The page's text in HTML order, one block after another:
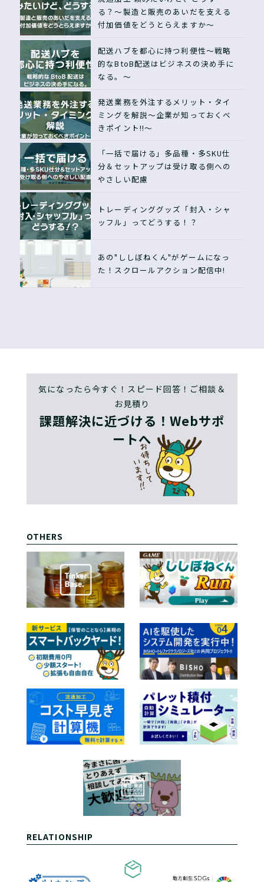
る？〜製造と販売のあいだを支える
付加価値をどうとらえますか〜
配送ハブを都心に持つ利便性〜戦略
的なBtoB配送はビジネスの決め手に
なる。〜
発送業務を外注するメリット・タイ
ミングを解説〜企業が知っておくべ
きポイント!!〜
「一括で届ける」多品種・多SKU仕
分＆セットアップは受け取る側への
やさしい配慮
トレーディンググッズ「封入・シャ
ッフル」ってどうする！？
あの"ししぼねくん"がゲームになっ
た！スクロールアクション配信中!
気になったら今すぐ！スピード回答！ご相談＆
お見積り
課題解決に近づける！Webサポ
ートへ
OTHERS
RELATIONSHIP